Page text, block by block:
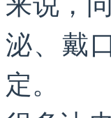
泌、戴
定。